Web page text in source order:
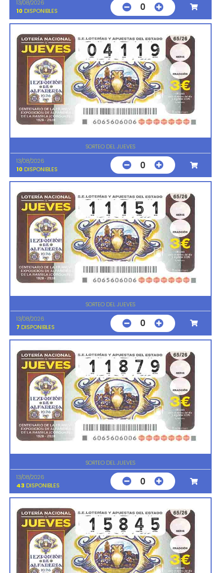
13/08/2026
10 DISPONIBLES 0
SORTEO DEL JUEVES
13/08/2026
10 DISPONIBLES 0
SORTEO DEL JUEVES
13/08/2026
7 DISPONIBLES 0
SORTEO DEL JUEVES
13/08/2026
43 DISPONIBLES 0